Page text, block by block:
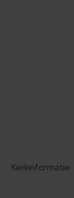
Kerkinformatie